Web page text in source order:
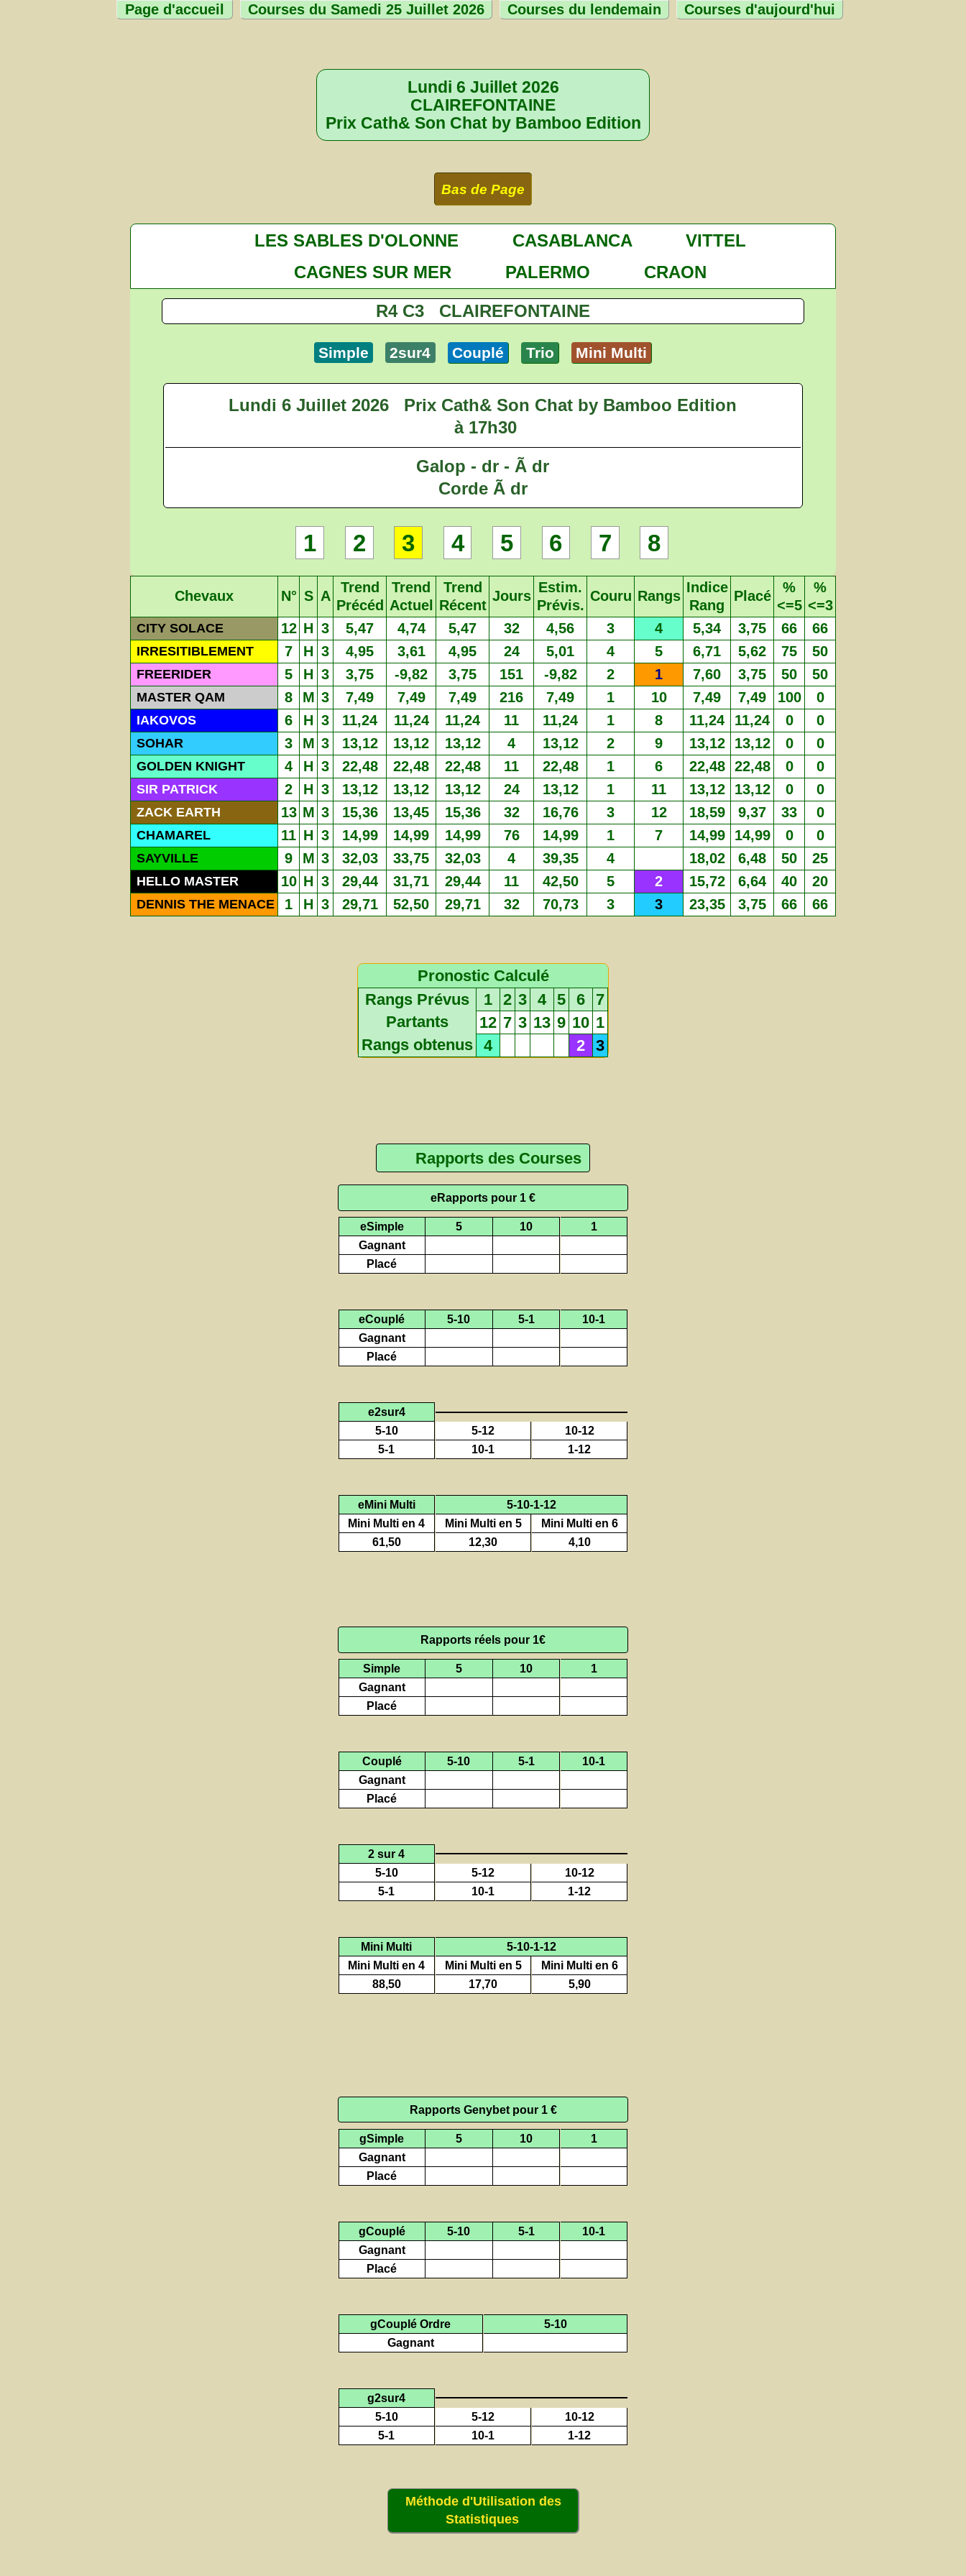
Page d'accueil Courses du Samedi 25 Juillet 2026 Courses du lendemain Courses d'aujourd'hui
Lundi 6 Juillet 2026
CLAIREFONTAINE
Prix Cath& Son Chat by Bamboo Edition
Bas de Page
LES SABLES D'OLONNE CASABLANCA
VITTEL
CAGNES SUR MER
PALERMO CRAON
R4 C3 CLAIREFONTAINE
Simple 2sur4 Couplé Trio Mini Multi
Lundi 6 Juillet 2026
Prix Cath& Son Chat by Bamboo Edition
à 17h30
Galop - dr - Ã dr
Corde Ã dr
1 2 3 4 5 6 7 8
Chevaux N° S A
Trend
Précéd
Trend
Actuel
Trend
Récent
Jours
Estim.
Prévis.
Couru Rangs
Indice
Rang
Placé
%
<=5
%
<=3
CITY SOLACE 12 H 3 5,47 4,74 5,47 32 4,56 3 4 5,34 3,75 66 66
IRRESITIBLEMENT 7 H 3 4,95 3,61 4,95 24 5,01 4 5 6,71 5,62 75 50
FREERIDER 5 H 3 3,75 -9,82 3,75 151 -9,82 2 1 7,60 3,75 50 50
MASTER QAM 8 M 3 7,49 7,49 7,49 216 7,49 1 10 7,49 7,49 100 0
IAKOVOS 6 H 3 11,24 11,24 11,24 11 11,24 1 8 11,24 11,24 0 0
SOHAR 3 M 3 13,12 13,12 13,12 4 13,12 2 9 13,12 13,12 0 0
GOLDEN KNIGHT 4 H 3 22,48 22,48 22,48 11 22,48 1 6 22,48 22,48 0 0
SIR PATRICK 2 H 3 13,12 13,12 13,12 24 13,12 1 11 13,12 13,12 0 0
ZACK EARTH 13 M 3 15,36 13,45 15,36 32 16,76 3 12 18,59 9,37 33 0
CHAMAREL 11 H 3 14,99 14,99 14,99 76 14,99 1 7 14,99 14,99 0 0
SAYVILLE 9 M 3 32,03 33,75 32,03 4 39,35 4 18,02 6,48 50 25
HELLO MASTER 10 H 3 29,44 31,71 29,44 11 42,50 5 2 15,72 6,64 40 20
DENNIS THE MENACE 1 H 3 29,71 52,50 29,71 32 70,73 3 3 23,35 3,75 66 66
Pronostic Calculé
Rangs Prévus
1 2 3 4 5 6
7
Partants
12 7 3 13 9 10 1
Rangs obtenus 4 2 3
Rapports des Courses
eRapports pour 1 €
eSimple 5 10
1
Gagnant
Placé
eCouplé 5-10 5-1
10-1
Gagnant
Placé
e2sur4
5-10
5-12
10-12
5-1
10-1 1-12
eMini Multi
5-10-1-12
Mini Multi en 4
Mini Multi en 5
Mini Multi en 6
61,50
12,30 4,10
Rapports réels pour 1€
Simple 5 10
1
Gagnant
Placé
Couplé 5-10 5-1
10-1
Gagnant
Placé
2 sur 4
5-10
5-12
10-12
5-1
10-1 1-12
Mini Multi
5-10-1-12
Mini Multi en 4
Mini Multi en 5
Mini Multi en 6
88,50
17,70 5,90
Rapports Genybet pour 1 €
gSimple 5 10
1
Gagnant
Placé
gCouplé 5-10 5-1
10-1
Gagnant
Placé
gCouplé Ordre
5-10
Gagnant
g2sur4
5-10
5-12
10-12
5-1
10-1 1-12
Méthode d'Utilisation des
Statistiques